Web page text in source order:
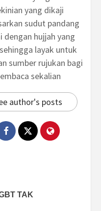
yang dikaji
sudut pandang
dengan hujjah yang
layak untuk
sumber rujukan bagi
sekalian
author's posts
TAK